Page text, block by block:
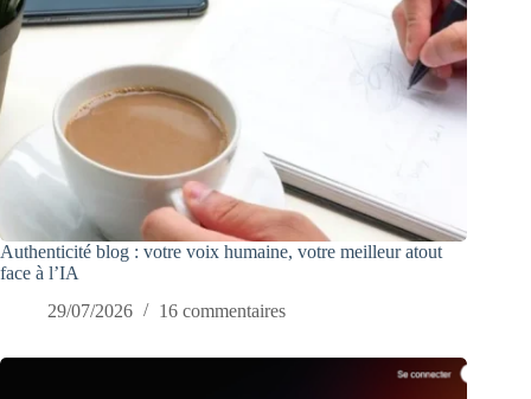
Authenticité blog : votre voix humaine, votre meilleur atout
face à l’IA
29/07/2026
16 commentaires